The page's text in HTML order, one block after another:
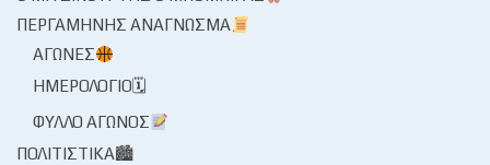
ΠΕΡΓΑΜΗΝΉΣ ΑΝΆΓΝΩΣΜΑ
ΑΓΏΝΕΣ
ΗΜΕΡΟΛΌΓΙΟ🗓
ΦΎΛΛΟ ΑΓΏΝΟΣ
ΠΟΛΙΤΙΣΤΙΚΆ🏙